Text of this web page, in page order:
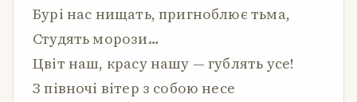
Бурі нас нищать, пригноблює тьма,
Студять морози…
Цвіт наш, красу нашу — гублять усе!
З півночі вітер з собою несе